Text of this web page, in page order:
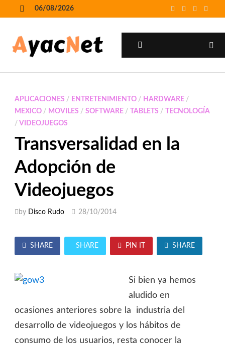
to
06/08/2026
APLICACIONES / ENTRETENIMIENTO/ HARDWARE/
MEXICO/ MOVILES / SOFTWARE/ TABLETS / TECNOLOGÍA
/ VIDEOJUEGOS
Transversalidad en la
Adopción de
Videojuegos
by Disco Rudo 28/10/2014
SHARE SHARE PIN IT SHARE
Si bien ya hemos
aludido en
ocasiones anteriores sobre la industria del
desarrollo de videojuegos y los hábitos de
consumo de los usuarios, resta conocer la